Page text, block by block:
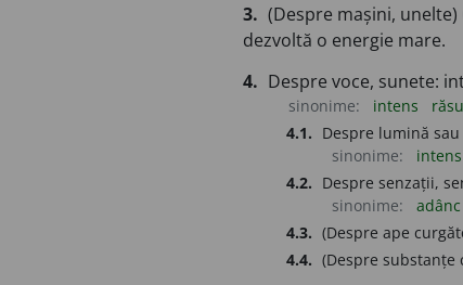
3. (Despre mașini,
dezvoltă o energie mare.
4. Despre voce, sunete:
sinonime: intens
4.1. Despre lumină
sinonime:
intens
4.2. Despre senzații,
sinonime:
adânc
4.3. (Despre ape
4.4. (Despre substanțe